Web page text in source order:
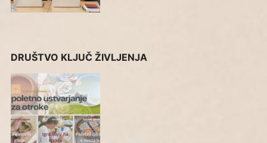
DRUŠTVO KLJUČ ŽIVLJENJA